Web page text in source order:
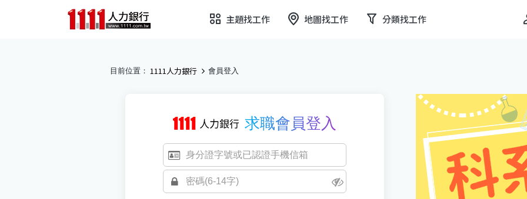
主題找工作 地圖找工作 分類找工作
目前位置： 1111人力銀行 會員登入
求職會員登入